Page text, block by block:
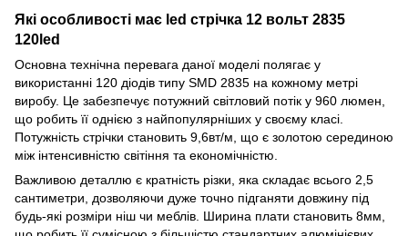
Які особливості має led стрічка 12 вольт 2835
120led
Основна технічна перевага даної моделі полягає у
використанні 120 діодів типу SMD 2835 на кожному метрі
виробу. Це забезпечує потужний світловий потік у 960 люмен,
що робить її однією з найпопулярніших у своєму класі.
Потужність стрічки становить 9,6вт/м, що є золотою серединою
між інтенсивністю світіння та економічністю.
Важливою деталлю є кратність різки, яка складає всього 2,5
сантиметри, дозволяючи дуже точно підганяти довжину під
будь-які розміри ніш чи меблів. Ширина плати становить 8мм,